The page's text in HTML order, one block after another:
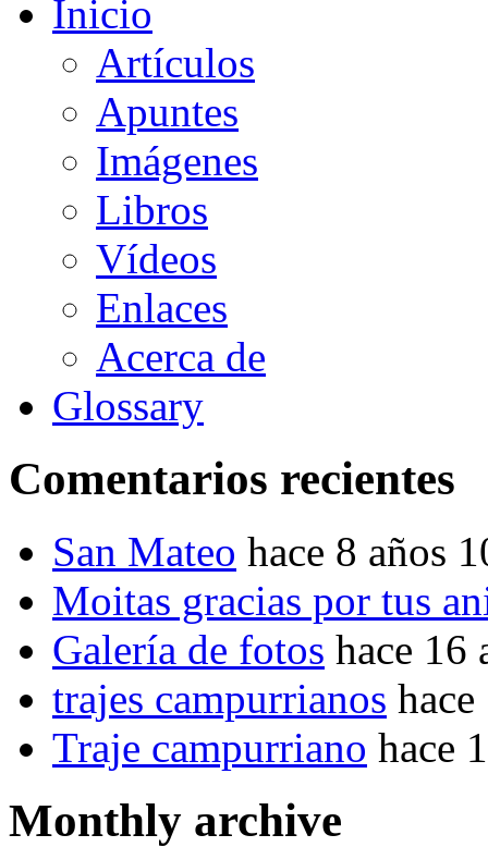
Inicio
Artículos
Apuntes
Imágenes
Libros
Vídeos
Enlaces
Acerca de
Glossary
Comentarios recientes
San Mateo hace 8 años
Moitas gracias por tus
Galería de fotos hace 16
trajes campurrianos
Traje campurriano hace
Monthly archive